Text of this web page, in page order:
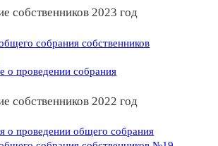
собственников 2023 год
собрания собственников
о проведении собрания
собственников 2022 год
о проведении общего собрания